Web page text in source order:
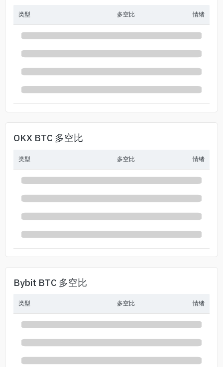
类型 多空比 情绪
OKX BTC 多空比
类型 多空比 情绪
Bybit BTC 多空比
类型 多空比 情绪